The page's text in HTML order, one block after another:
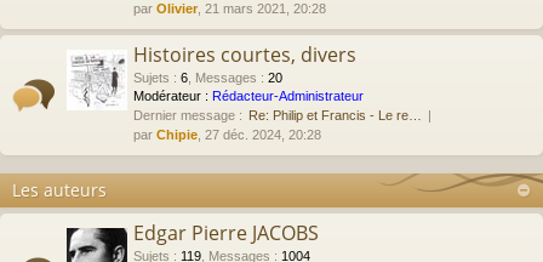
par Olivier , 21 mars 2021, 20:28
Histoires courtes, divers
Sujets : 6 Messages : 20
Modérateur : Rédacteur-Administrateur
Dernier message : Re: Philip et Francis - Le re…
par Chipie , 27 déc. 2024, 20:28
Les auteurs
Edgar Pierre JACOBS
Sujets : 119 Messages : 1004